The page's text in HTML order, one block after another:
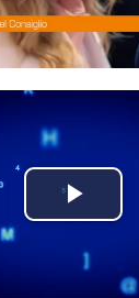
P
l